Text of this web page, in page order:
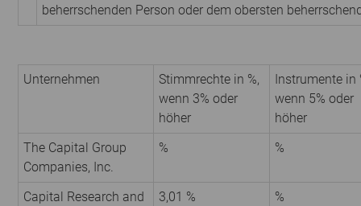
beherrschenden Person oder dem obersten
Unternehmen
Stimmrechte in %,
wenn 3% oder
höher
Instrumente in
wenn 5% oder
höher
The Capital Group
Companies, Inc.
% %
Capital Research and
3,01 % %